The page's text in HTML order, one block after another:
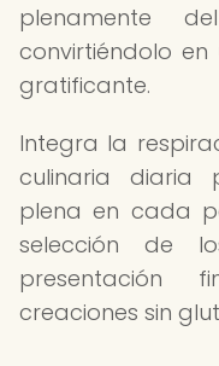
plenamente
convirtiéndolo
gratificante.
Integra la
culinaria diaria
plena en cada
selección de
presentación
creaciones sin